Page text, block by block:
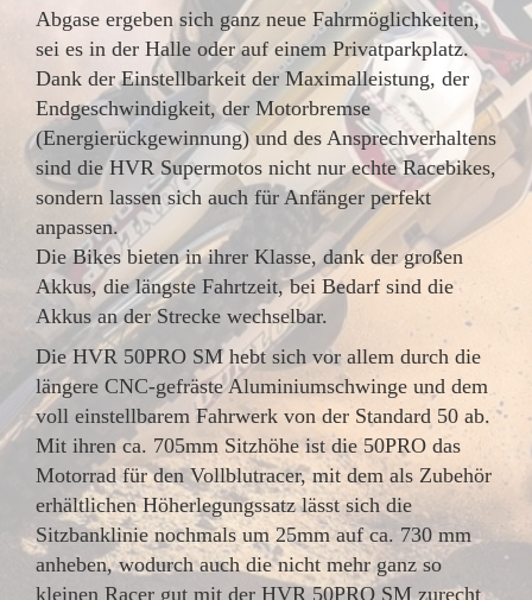
Abgase ergeben sich ganz neue Fahrmöglichkeiten,
sei es in der Halle oder auf einem Privatparkplatz.
Dank der Einstellbarkeit der Maximalleistung, der
Endgeschwindigkeit, der Motorbremse
(Energierückgewinnung) und des Ansprechverhaltens
sind die HVR Supermotos nicht nur echte Racebikes,
sondern lassen sich auch für Anfänger perfekt
anpassen.
Die Bikes bieten in ihrer Klasse, dank der großen
Akkus, die längste Fahrtzeit, bei Bedarf sind die
Akkus an der Strecke wechselbar.
Die HVR 50PRO SM hebt sich vor allem durch die
längere CNC-gefräste Aluminiumschwinge und dem
voll einstellbarem Fahrwerk von der Standard 50 ab.
Mit ihren ca. 705mm Sitzhöhe ist die 50PRO das
Motorrad für den Vollblutracer, mit dem als Zubehör
erhältlichen Höherlegungssatz lässt sich die
Sitzbanklinie nochmals um 25mm auf ca. 730 mm
anheben, wodurch auch die nicht mehr ganz so
kleinen Racer gut mit der HVR 50PRO SM zurecht